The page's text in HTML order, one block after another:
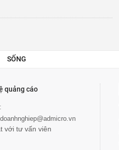
SỐNG
quảng cáo
doanhnghiep@admicro.vn
với tư vấn viên